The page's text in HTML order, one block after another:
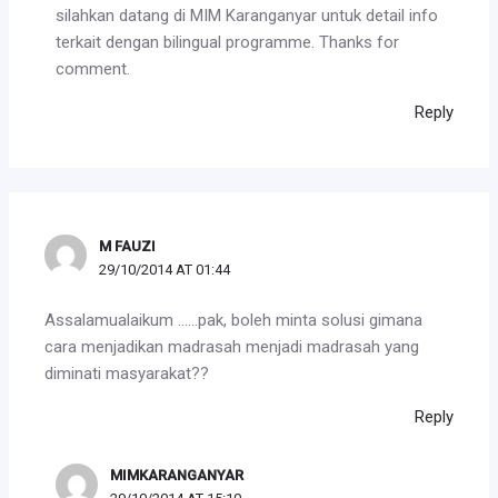
silahkan datang di MIM Karanganyar untuk detail info
terkait dengan bilingual programme. Thanks for
comment.
Reply
M FAUZI
29/10/2014 AT 01:44
Assalamualaikum ……pak, boleh minta solusi gimana
cara menjadikan madrasah menjadi madrasah yang
diminati masyarakat??
Reply
MIMKARANGANYAR